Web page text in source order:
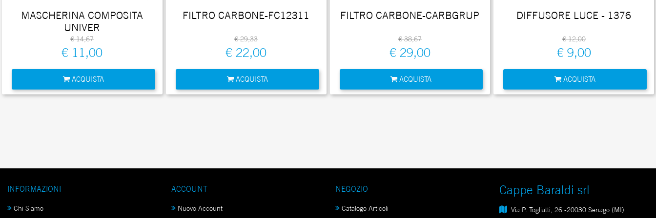
MASCHERINA COMPOSITA
UNIVER
€ 14,67
€ 11,00
ACQUISTA
FILTRO CARBONE-FC12311
€ 29,33
€ 22,00
ACQUISTA
FILTRO CARBONE-CARBGRUP
€ 38,67
€ 29,00
ACQUISTA
DIFFUSORE LUCE - 1376
€ 12,00
€ 9,00
ACQUISTA
INFORMAZIONI
Chi Siamo
ACCOUNT
Nuovo Account
NEGOZIO
Catalogo Articoli
Cappe Baraldi srl
Via P. Togliatti, 26 -20030 Senago (MI)